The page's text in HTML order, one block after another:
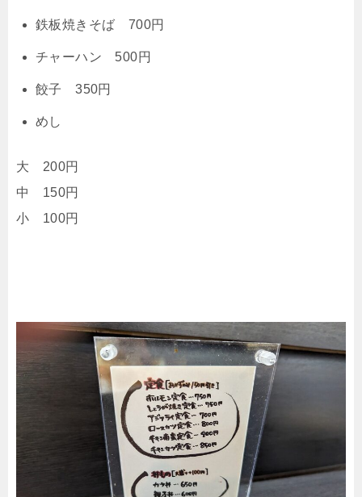
鉄板焼きそば 700円
チャーハン 500円
餃子 350円
めし
大 200円
中 150円
小 100円